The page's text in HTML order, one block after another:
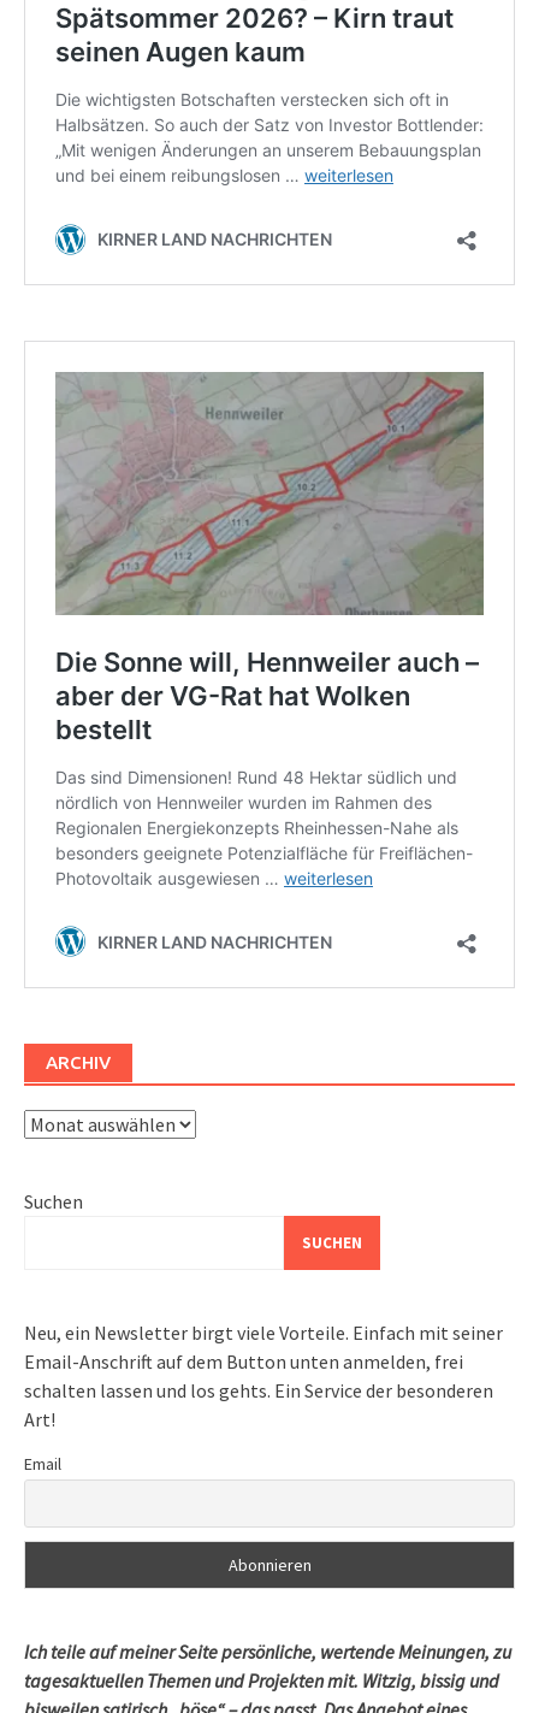
ARCHIV
Archiv
Suchen
SUCHEN
Neu, ein Newsletter birgt viele Vorteile. Einfach mit seiner
Email-Anschrift auf dem Button unten anmelden, frei
schalten lassen und los gehts. Ein Service der besonderen
Art!
Email
Ich teile auf meiner Seite persönliche, wertende Meinungen, zu
tagesaktuellen Themen und Projekten mit. Witzig, bissig und